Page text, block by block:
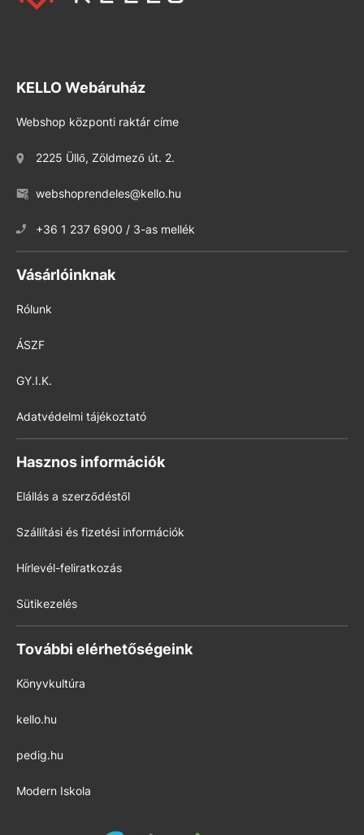
KELLO Webáruház
Webshop központi raktár címe
2225 Üllő, Zöldmező út. 2.
webshoprendeles@kello.hu
+36 1 237 6900 / 3-as mellék
Vásárlóinknak
Rólunk
ÁSZF
GY.I.K.
Adatvédelmi tájékoztató
Hasznos információk
Elállás a szerződéstől
Szállítási és fizetési információk
Hírlevél-feliratkozás
Sütikezelés
További elérhetőségeink
Könyvkultúra
kello.hu
pedig.hu
Modern Iskola